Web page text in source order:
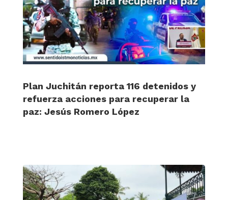
Plan Juchitán reporta 116 detenidos y
refuerza acciones para recuperar la
paz: Jesús Romero López